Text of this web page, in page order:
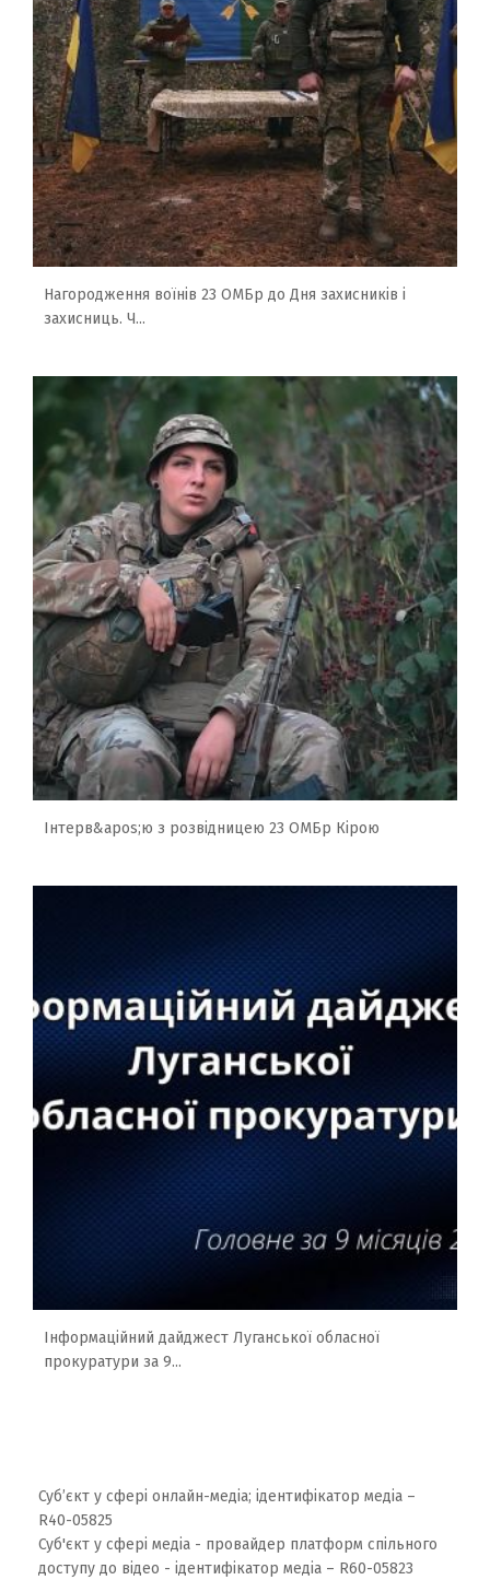
Нагородження воїнів 23 ОМБр до Дня захисників і
захисниць. Ч...
Інтерв&apos;ю з розвідницею 23 ОМБр Кірою
Інформаційний дайджест Луганської обласної
прокуратури за 9...
Суб’єкт у сфері онлайн-медіа; ідентифікатор медіа –
R40-05825
Суб'єкт у сфері медіа - провайдер платформ спільного
доступу до відео - ідентифікатор медіа – R60-05823